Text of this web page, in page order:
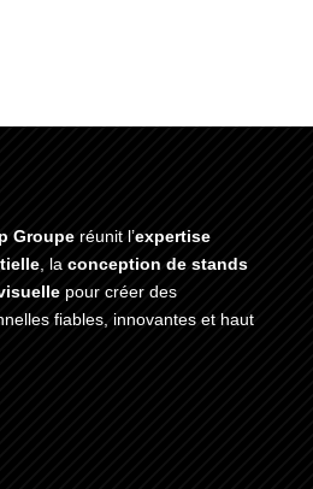
Groupe réunit l’expertise
, la conception de stands
pour créer des
fiables, innovantes et haut